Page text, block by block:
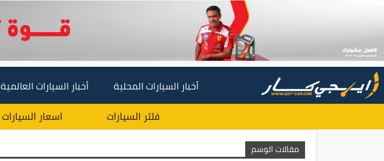
أخبار السيارات المحلية أخبار السيارات العالمية
فلتر السيارات اسعار السيارات
مقالات الوسم